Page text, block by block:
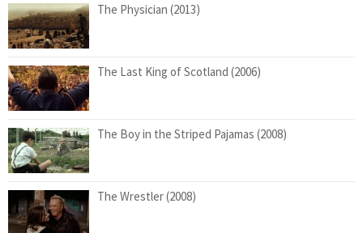
The Physician (2013)
The Last King of Scotland (2006)
The Boy in the Striped Pajamas (2008)
The Wrestler (2008)